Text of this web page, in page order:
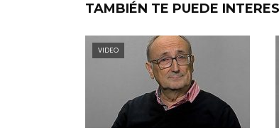
TAMBIÉN TE PUEDE
VIDEO